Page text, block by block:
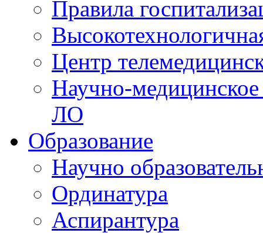
Правила
Центр
Научно-
ЛО
Образование
Научно
Ординатура
Аспирантура